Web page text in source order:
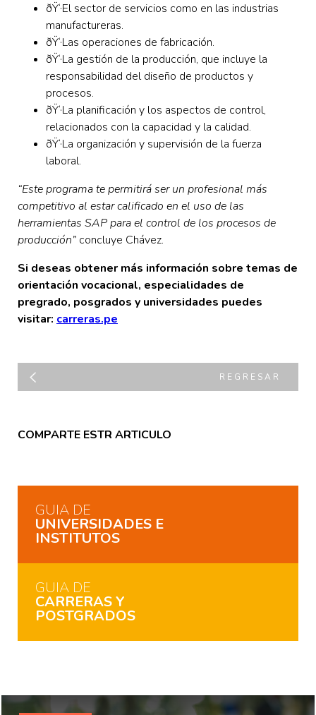
ðŸ‘·El sector de servicios como en las industrias
manufactureras.
ðŸ‘·Las operaciones de fabricación.
ðŸ‘·La gestión de la producción, que incluye la
responsabilidad del diseño de productos y
procesos.
ðŸ‘·La planificación y los aspectos de control,
relacionados con la capacidad y la calidad.
ðŸ‘·La organización y supervisión de la fuerza
laboral.
“Este programa te permitirá ser un profesional más
competitivo al estar calificado en el uso de las
herramientas SAP para el control de los procesos de
producción” concluye Chávez.
Si deseas obtener más información sobre temas de
orientación vocacional, especialidades de
pregrado, posgrados y universidades puedes
visitar: carreras.pe
REGRESAR
COMPARTE ESTR ARTICULO
GUIA DE
UNIVERSIDADES E
INSTITUTOS
GUIA DE
CARRERAS Y
POSTGRADOS